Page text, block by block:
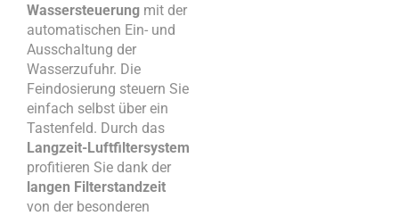
Wassersteuerung mit der
automatischen Ein- und
Ausschaltung der
Wasserzufuhr. Die
Feindosierung steuern Sie
einfach selbst über ein
Tastenfeld. Durch das
Langzeit-Luftfiltersystem
profitieren Sie dank der
langen Filterstandzeit
von der besonderen